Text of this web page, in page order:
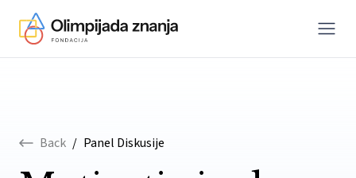
Menu
Back / Panel Diskusije